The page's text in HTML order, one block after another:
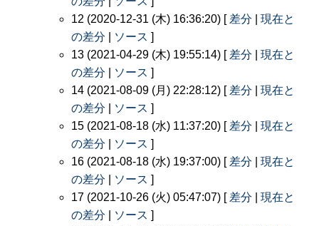
12 (2020-12-31 (木) 16:36:20) [ 差分
現在と
の差分
ソース ]
13 (2021-04-29 (木) 19:55:14) [ 差分
現在と
の差分
ソース ]
14 (2021-08-09 (月) 22:28:12) [ 差分
現在と
の差分
ソース ]
15 (2021-08-18 (水) 11:37:20) [ 差分
現在と
の差分
ソース ]
16 (2021-08-18 (水) 19:37:00) [ 差分
現在と
の差分
ソース ]
17 (2021-10-26 (火) 05:47:07) [ 差分
現在と
の差分
ソース ]